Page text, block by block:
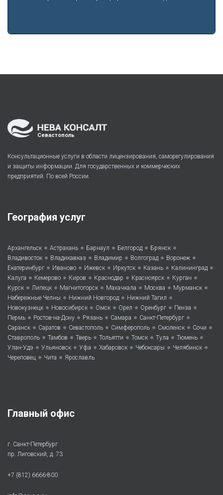
Севастополь
Консультационные услуги в области лицензирования, саморегулирования
и защиты информации. Для государственных и коммерческих
предприятий. По всей России.
География услуг
Архангельск • Астрахань • Барнаул • Белгород • Брянск •
Владивосток • Владикавказ • Владимир • Волгоград • Воронеж •
Екатеринбург • Иваново • Ижевск • Иркутск • Казань • Калининград •
Калуга • Кемерово • Киров • Краснодар • Красноярск • Курган •
Курск • Липецк • Магнитогорск • Махачкала • Москва • Мурманск •
Набережные Челны • Нижний Новгород • Нижний Тагил •
Новокузнецк • Новосибирск • Омск • Орел • Оренбург • Пенза •
Пермь • Ростов-на-Дону • Рязань • Самара • Санкт-Петербург •
Саранск • Саратов • Севастополь • Симферополь • Смоленск • Сочи •
Ставрополь • Тамбов • Тверь • Тольятти • Томск • Тула • Тюмень •
Улан-Удэ • Ульяновск • Уфа • Хабаровск • Чебоксары • Челябинск •
Череповец • Чита • Ярославль
Главный офис
г. Санкт-Петербург
пр. Лиговский, д. 73
+7 (812) 6666-800